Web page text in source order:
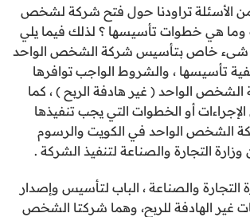
الأسئلة تراودنا حول فتح شركة لشخص
وما هي خطوات تأسيسها ؟ لذلك فيما يلي
خاص بتأسيس شركة الشخص الواحد
تأسيسها ، والشروط الواجب توافرها
الواحد ( غير هادفة الربح ) ، كما
أو الخطوات التي يجب تنفيذها
الشخص الواحد في الكويت والرسوم
التجارة والصناعة لتنفيذ الشركة .
والصناعة ، الباب لتأسيس وإصدار
غير الهادفة للربح، وهما شركتا الشخص